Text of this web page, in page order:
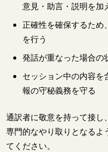
意見・助言・説明を加
正確性を確保するため
を行う
発話が重なった場合の
セッション中の内容を
報の守秘義務を守る
通訳者に敬意を持って接し
専門的なやり取りとなるよ
てください。